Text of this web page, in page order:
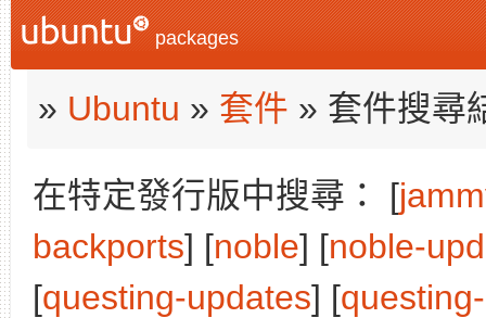
packages
» Ubuntu » 套件 » 套件搜尋
在特定發行版中搜尋： [
backports] [noble] [noble-
[questing-updates] [